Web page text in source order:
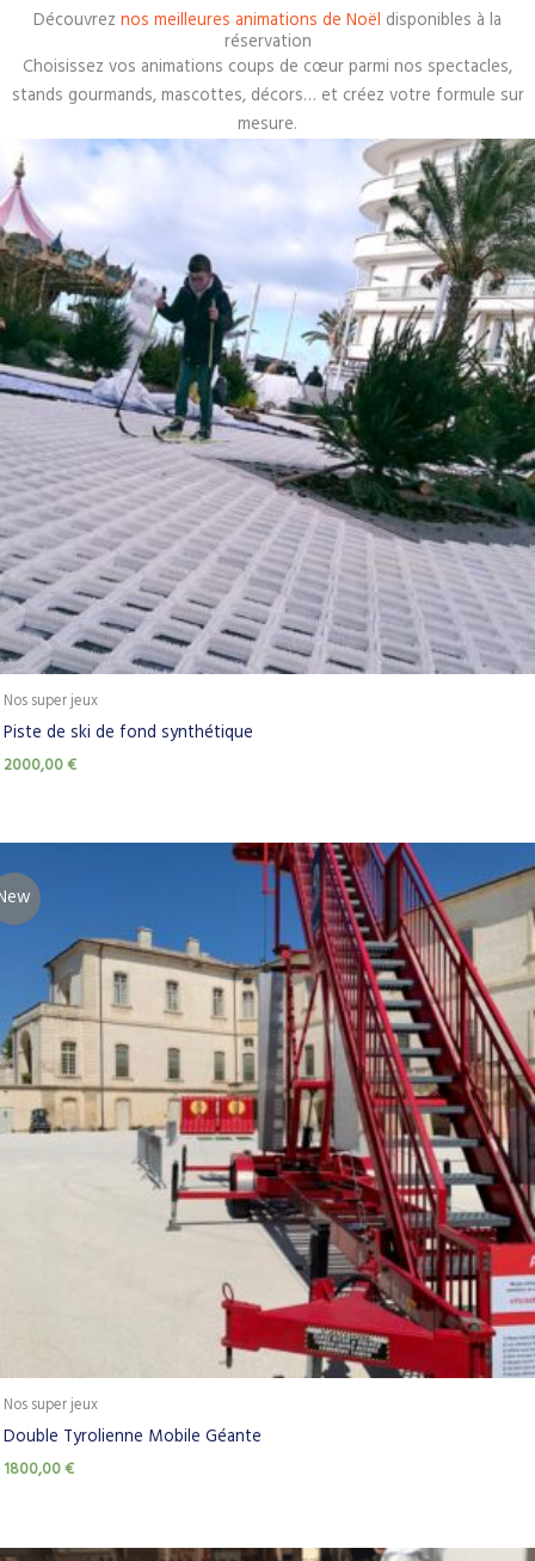
Découvrez nos meilleures animations de Noël disponibles à la
réservation
Choisissez vos animations coups de cœur parmi nos spectacles,
stands gourmands, mascottes, décors… et créez votre formule sur
mesure.
Nos super jeux
Piste de ski de fond synthétique
2000,00€
Nos super jeux
Double Tyrolienne Mobile Géante
1800,00€